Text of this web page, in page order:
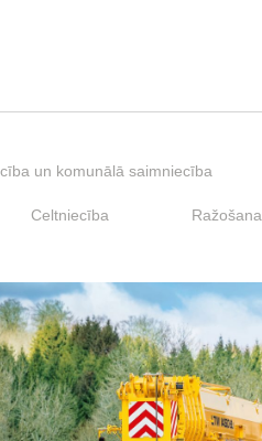
un komunālā saimniecība
Celtniecība Ražošana